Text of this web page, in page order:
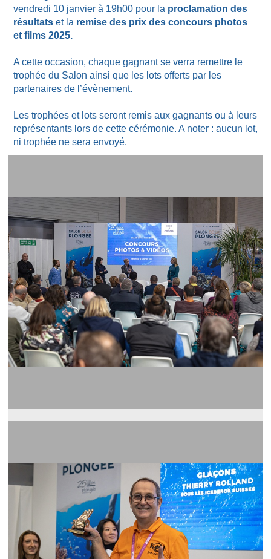
vendredi 10 janvier à 19h00 pour la proclamation des
résultats et la remise des prix des concours photos
et films 2025.
A cette occasion, chaque gagnant se verra remettre le
trophée du Salon ainsi que les lots offerts par les
partenaires de l’évènement.
Les trophées et lots seront remis aux gagnants ou à leurs
représentants lors de cette cérémonie. A noter : aucun lot,
ni trophée ne sera envoyé.